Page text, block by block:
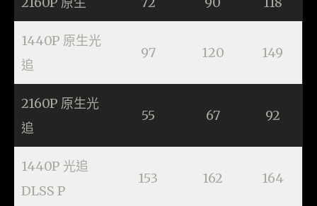
1440P 原生光
追
97 120 149
2160P 原生光
追
55 67 92
1440P 光追
DLSS P
153 162 164